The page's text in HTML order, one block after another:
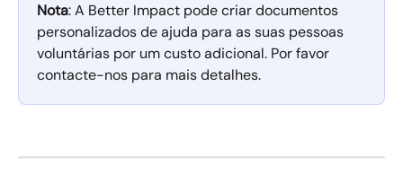
Nota: A Better Impact pode criar documentos
personalizados de ajuda para as suas pessoas
voluntárias por um custo adicional. Por favor
contacte-nos para mais detalhes.